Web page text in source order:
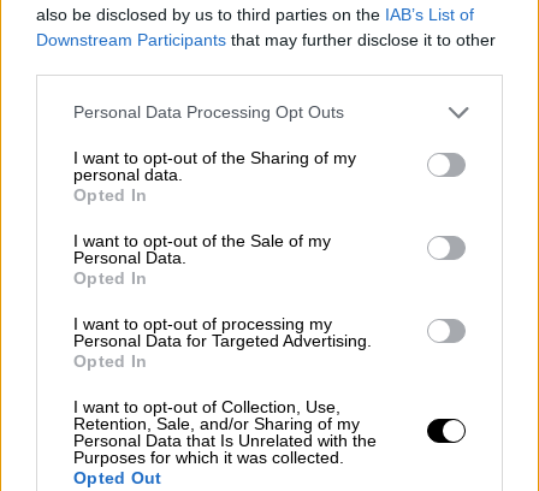
also be disclosed by us to third parties on the IAB’s List of
Downstream Participants that may further disclose it to other
Personal Data Processing Opt Outs
I want to opt-out of the Sharing of my
personal data.
Opted In
I want to opt-out of the Sale of my
Personal Data.
Opted In
I want to opt-out of processing my
Personal Data for Targeted Advertising.
Opted In
I want to opt-out of Collection, Use,
Retention, Sale, and/or Sharing of my
Personal Data that Is Unrelated with the
Purposes for which it was collected.
Opted Out
Spain Neurotech, el nuevo espacio
para la innovación española en
neurotecnología